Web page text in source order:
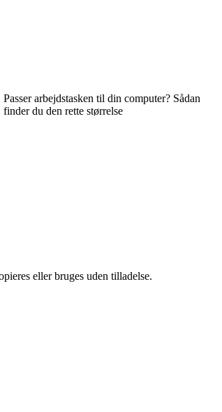
Passer arbejdstasken til din computer? Sådan
finder du den rette størrelse
eller bruges uden tilladelse.